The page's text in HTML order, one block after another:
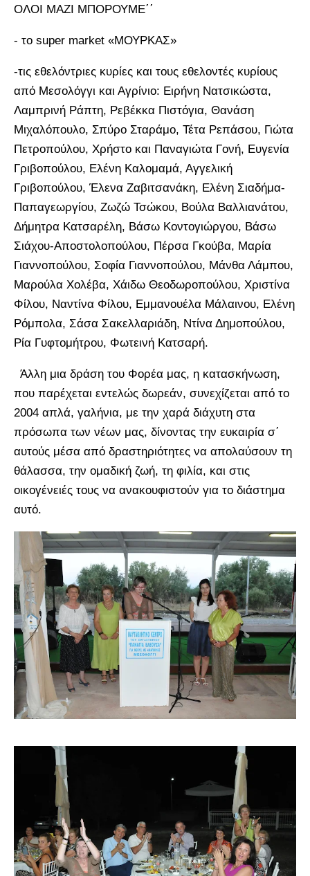
ΟΛΟΙ ΜΑΖΙ ΜΠΟΡΟΥΜΕ΄΄
- το super market «ΜΟΥΡΚΑΣ»
-τις εθελόντριες κυρίες και τους εθελοντές κυρίους
από Μεσολόγγι και Αγρίνιο: Ειρήνη Νατσικώστα,
Λαμπρινή Ράπτη, Ρεβέκκα Πιστόγια, Θανάση
Μιχαλόπουλο, Σπύρο Σταράμο, Τέτα Ρεπάσου, Γιώτα
Πετροπούλου, Χρήστο και Παναγιώτα Γονή, Ευγενία
Γριβοπούλου, Ελένη Καλομαμά, Αγγελική
Γριβοπούλου, Έλενα Ζαβιτσανάκη, Ελένη Σιαδήμα-
Παπαγεωργίου, Ζωζώ Τσώκου, Βούλα Βαλλιανάτου,
Δήμητρα Κατσαρέλη, Βάσω Κοντογιώργου, Βάσω
Σιάχου-Αποστολοπούλου, Πέρσα Γκούβα, Μαρία
Γιαννοπούλου, Σοφία Γιαννοπούλου, Μάνθα Λάμπου,
Μαρούλα Χολέβα, Χάιδω Θεοδωροπούλου, Χριστίνα
Φίλου, Ναντίνα Φίλου, Εμμανουέλα Μάλαινου, Ελένη
Ρόμπολα, Σάσα Σακελλαριάδη, Ντίνα Δημοπούλου,
Ρία Γυφτομήτρου, Φωτεινή Κατσαρή.
Άλλη μια δράση του Φορέα μας, η κατασκήνωση,
που παρέχεται εντελώς δωρεάν, συνεχίζεται από το
2004 απλά, γαλήνια, με την χαρά διάχυτη στα
πρόσωπα των νέων μας, δίνοντας την ευκαιρία σ΄
αυτούς μέσα από δραστηριότητες να απολαύσουν τη
θάλασσα, την ομαδική ζωή, τη φιλία, και στις
οικογένειές τους να ανακουφιστούν για το διάστημα
αυτό.